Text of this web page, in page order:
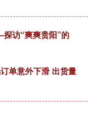
访“爽爽贵阳”的
单意外下滑 出货量